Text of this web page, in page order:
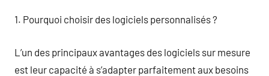
1. Pourquoi choisir des logiciels personnalisés ?
L’un des principaux avantages des logiciels sur mesure
est leur capacité à s’adapter parfaitement aux besoins